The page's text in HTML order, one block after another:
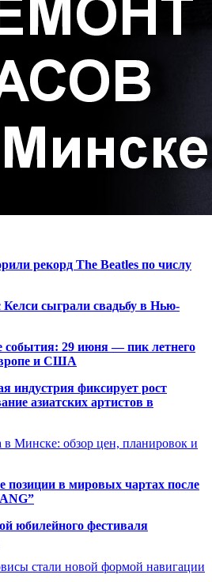
рекорд The Beatles по числу
сыграли свадьбу в Нью-
29 июня — пик летнего
и США
индустрия фиксирует рост
азиатских артистов в
в Минске: обзор цен, планировок и
позиции в мировых чартах после
юбилейного фестиваля
стали новой формой навигации